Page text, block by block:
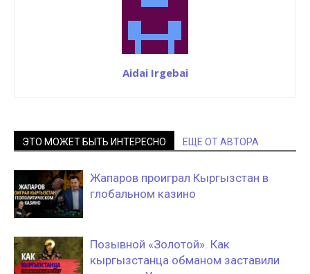
Aidai Irgebai
ЭТО МОЖЕТ БЫТЬ ИНТЕРЕСНО ЕЩЕ ОТ АВТОРА
Жапаров проиграл Кыргызстан в
глобальном казино
Позывной «Золотой». Как
кыргызстанца обманом заставили